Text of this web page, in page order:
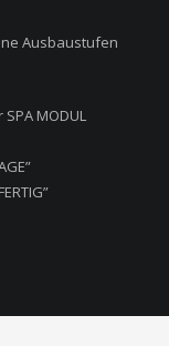
Ausbaustufen
SPA MODUL